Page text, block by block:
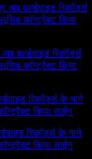
अब वर्ल्डवाइड रिकॉर्ड्स
कॉन्ट्रैक्ट किया
अब वर्ल्डवाइड रिकॉर्ड्स
कॉन्ट्रैक्ट किया
रिकॉर्ड्स के गाने
किया साईन
रिकॉर्ड्स के गाने
किया साईन